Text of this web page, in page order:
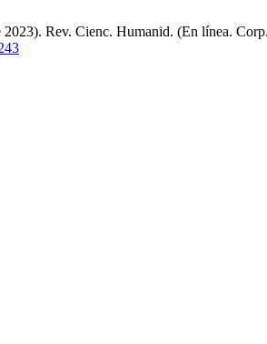
Rev. Cienc. Humanid. (En línea.